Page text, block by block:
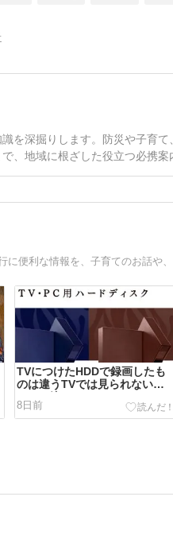
を深掘りします。防災や子育て
、地域に根ざした役立つ必携案
TVにつけたHDDで録画したも
のは違うTVでは見られないと
は…（泣）
8日前